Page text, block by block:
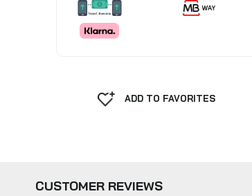
ADD TO FAVORITES
CUSTOMER REVIEWS